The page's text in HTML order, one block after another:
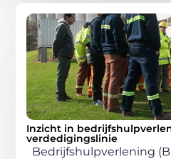
Inzicht in
verdedigingslinie
Bedrijfshulpverlening